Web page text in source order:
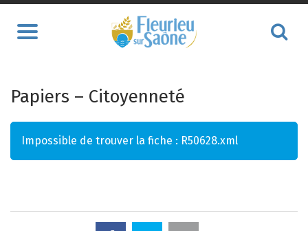
Aller
Papiers – Citoyenneté
Impossible de trouver la fiche : R50628.xml